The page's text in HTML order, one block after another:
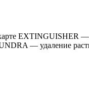
EXTINGUISHER —
— удаление